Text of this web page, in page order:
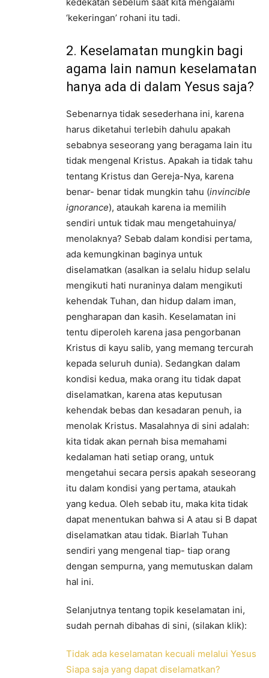
‘kekeringan’ rohani itu tadi.
2. Keselamatan mungkin bagi
agama lain namun keselamatan
hanya ada di dalam Yesus saja?
Sebenarnya tidak sesederhana ini, karena
harus diketahui terlebih dahulu apakah
sebabnya seseorang yang beragama lain itu
tidak mengenal Kristus. Apakah ia tidak tahu
tentang Kristus dan Gereja-Nya, karena
benar- benar tidak mungkin tahu (invincible
ignorance), ataukah karena ia memilih
sendiri untuk tidak mau mengetahuinya/
menolaknya? Sebab dalam kondisi pertama,
ada kemungkinan baginya untuk
diselamatkan (asalkan ia selalu hidup selalu
mengikuti hati nuraninya dalam mengikuti
kehendak Tuhan, dan hidup dalam iman,
pengharapan dan kasih. Keselamatan ini
tentu diperoleh karena jasa pengorbanan
Kristus di kayu salib, yang memang tercurah
kepada seluruh dunia). Sedangkan dalam
kondisi kedua, maka orang itu tidak dapat
diselamatkan, karena atas keputusan
kehendak bebas dan kesadaran penuh, ia
menolak Kristus. Masalahnya di sini adalah:
kita tidak akan pernah bisa memahami
kedalaman hati setiap orang, untuk
mengetahui secara persis apakah seseorang
itu dalam kondisi yang pertama, ataukah
yang kedua. Oleh sebab itu, maka kita tidak
dapat menentukan bahwa si A atau si B dapat
diselamatkan atau tidak. Biarlah Tuhan
sendiri yang mengenal tiap- tiap orang
dengan sempurna, yang memutuskan dalam
hal ini.
Selanjutnya tentang topik keselamatan ini,
sudah pernah dibahas di sini, (silakan klik):
Tidak ada keselamatan kecuali melalui Yesus
Siapa saja yang dapat diselamatkan?